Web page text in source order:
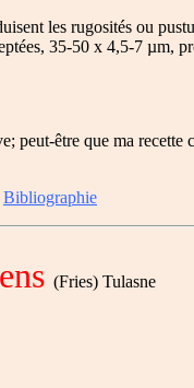
les rugosités ou
35-50 x 4,5-7 µm,
être que ma
Bibliographie
(Fries) Tulasne